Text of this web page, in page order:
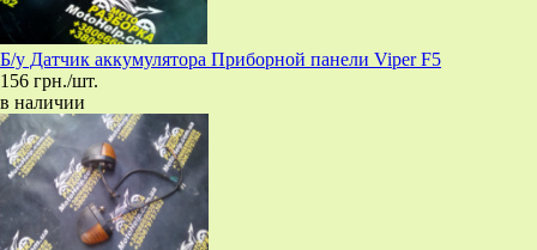
Б/у Датчик аккумулятора Приборной панели Viper F5
156 грн./шт.
в наличии